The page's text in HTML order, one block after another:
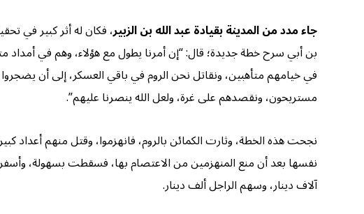
جاء مدد من المدينة بقيادة عبد الله بن الزبير، فكان له أثر كبير في
بن أبي سرح خطة جديدة؛ قال: “إن أمرنا يطول مع هؤلاء، وهم في
في خيامهم متأهبين، ونقاتل نحن الروم في باقي العسكر، إلى أن
مستريحون، ونقصدهم على غرة، ولعل الله ينصرنا عليهم”.
نجحت هذه الخطة، وثارت الكمائن بالروم، فانهزموا، وقتل منهم
نفسها بعد أن منع المنهزمين من الاعتصام بها، فسقطت بسهولة،
آلاف دينار، وسهم الراجل ألف دينار.